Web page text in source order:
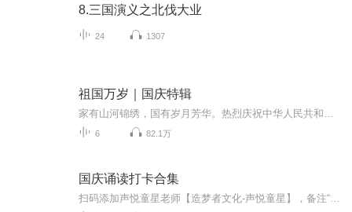
8.三国演义之北伐大业
24 1307
祖国万岁｜国庆特辑
6 82.1万
国庆诵读打卡合集